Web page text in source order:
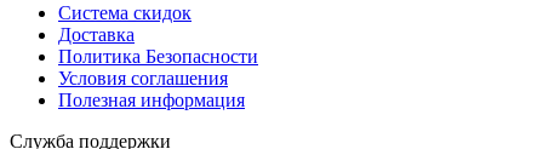
Система скидок
Доставка
Политика Безопасности
Условия соглашения
Полезная информация
Служба поддержки